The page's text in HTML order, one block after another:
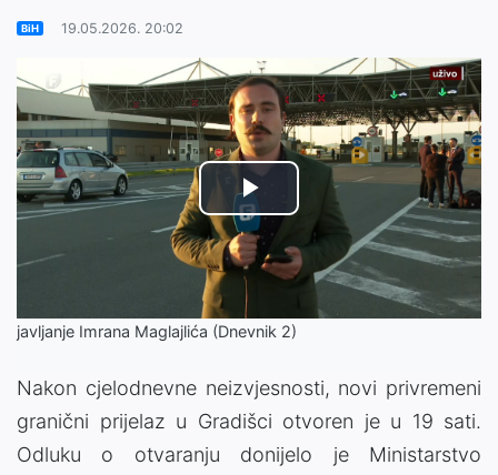
BiH 19.05.2026. 20:02
Play
Video
javljanje Imrana Maglajlića (Dnevnik 2)
Nakon cjelodnevne neizvjesnosti, novi privremeni
granični prijelaz u Gradišci otvoren je u 19 sati.
Odluku o otvaranju donijelo je Ministarstvo